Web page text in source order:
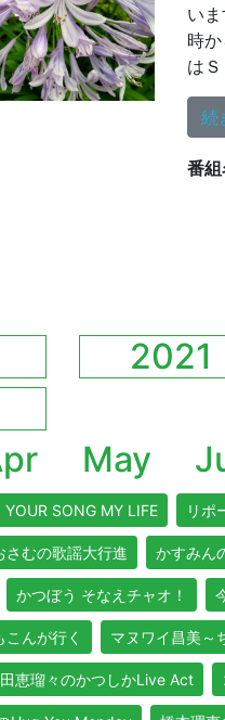
い
時
は
続
番
2021
May
YOUR SONG MY LIFE リポ
さむの歌謡大行進 かすみん
かつぼう そなえチャオ！
んが行く マヌワイ昌美～
恵瑠々のかつしかLive Act